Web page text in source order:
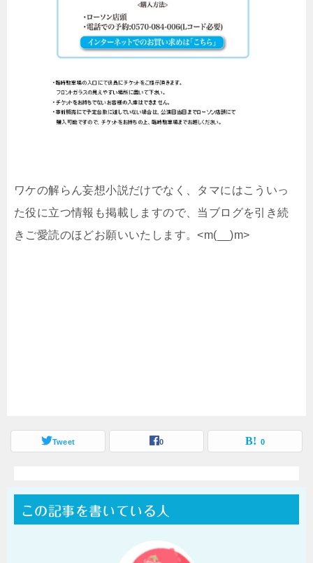
ワケの解らん妄想小説だけでなく、タマにはこういっ
た役に立つ情報も掲載しますので、当ブログを引き続
きご愛読のほどお願いいたします。<m(__)m>
Tweet 0 0
この記事を書いている人